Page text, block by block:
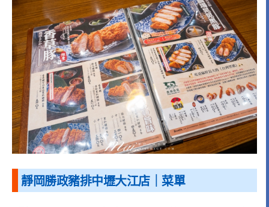
靜岡勝政豬排中壢大江店｜菜單